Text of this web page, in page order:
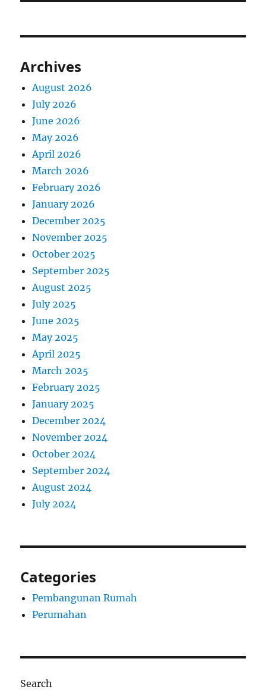
Archives
August 2026
July 2026
June 2026
May 2026
April 2026
March 2026
February 2026
January 2026
December 2025
November 2025
October 2025
September 2025
August 2025
July 2025
June 2025
May 2025
April 2025
March 2025
February 2025
January 2025
December 2024
November 2024
October 2024
September 2024
August 2024
July 2024
Categories
Pembangunan Rumah
Perumahan
Search